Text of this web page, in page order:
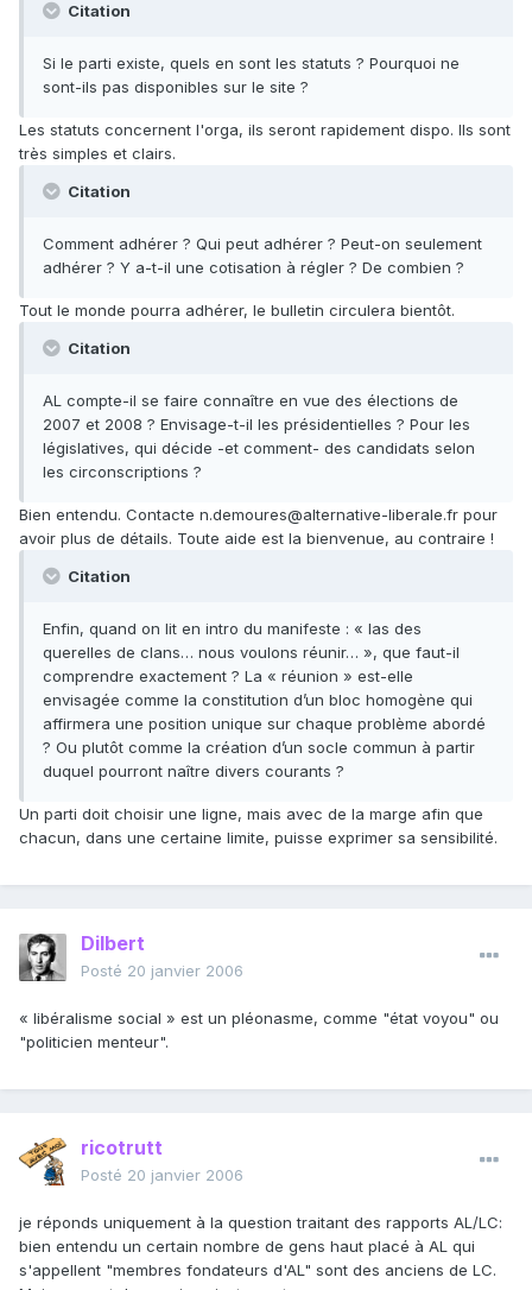
Citation
Si le parti existe, quels en sont les statuts ? Pourquoi ne
sont-ils pas disponibles sur le site ?
Les statuts concernent l'orga, ils seront rapidement dispo. Ils sont
très simples et clairs.
Citation
Comment adhérer ? Qui peut adhérer ? Peut-on seulement
adhérer ? Y a-t-il une cotisation à régler ? De combien ?
Tout le monde pourra adhérer, le bulletin circulera bientôt.
Citation
AL compte-il se faire connaître en vue des élections de
2007 et 2008 ? Envisage-t-il les présidentielles ? Pour les
législatives, qui décide -et comment- des candidats selon
les circonscriptions ?
Bien entendu. Contacte n.demoures@alternative-liberale.fr pour
avoir plus de détails. Toute aide est la bienvenue, au contraire !
Citation
Enfin, quand on lit en intro du manifeste : « las des
querelles de clans… nous voulons réunir… », que faut-il
comprendre exactement ? La « réunion » est-elle
envisagée comme la constitution d’un bloc homogène qui
affirmera une position unique sur chaque problème abordé
? Ou plutôt comme la création d’un socle commun à partir
duquel pourront naître divers courants ?
Un parti doit choisir une ligne, mais avec de la marge afin que
chacun, dans une certaine limite, puisse exprimer sa sensibilité.
Dilbert
Posté 20 janvier 2006
« libéralisme social » est un pléonasme, comme "état voyou" ou
"politicien menteur".
ricotrutt
Posté 20 janvier 2006
je réponds uniquement à la question traitant des rapports AL/LC:
bien entendu un certain nombre de gens haut placé à AL qui
s'appellent "membres fondateurs d'AL" sont des anciens de LC.